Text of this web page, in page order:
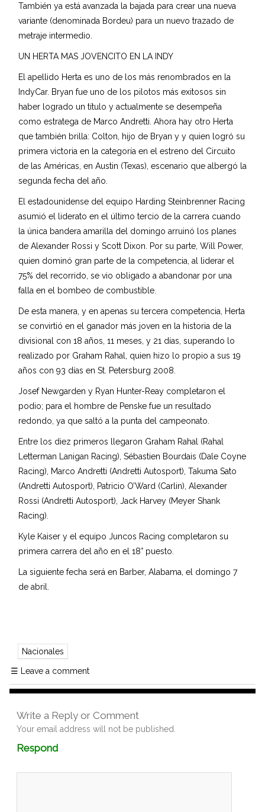
También ya está avanzada la bajada para crear una nueva
variante (denominada Bordeu) para un nuevo trazado de
metraje intermedio.
UN HERTA MAS JOVENCITO EN LA INDY
El apellido Herta es uno de los más renombrados en la
IndyCar. Bryan fue uno de los pilotos más exitosos sin
haber logrado un título y actualmente se desempeña
como estratega de Marco Andretti. Ahora hay otro Herta
que también brilla: Colton, hijo de Bryan y y quien logró su
primera victoria en la categoría en el estreno del Circuito
de las Américas, en Austin (Texas), escenario que albergó la
segunda fecha del año.
El estadounidense del equipo Harding Steinbrenner Racing
asumió el liderato en el último tercio de la carrera cuando
la única bandera amarilla del domingo arruinó los planes
de Alexander Rossi y Scott Dixon. Por su parte, Will Power,
quien dominó gran parte de la competencia, al liderar el
75% del recorrido, se vio obligado a abandonar por una
falla en el bombeo de combustible.
De esta manera, y en apenas su tercera competencia, Herta
se convirtió en el ganador más joven en la historia de la
divisional con 18 años, 11 meses, y 21 días, superando lo
realizado por Graham Rahal, quien hizo lo propio a sus 19
años con 93 días en St. Petersburg 2008.
Josef Newgarden y Ryan Hunter-Reay completaron el
podio; para el hombre de Penske fue un resultado
redondo, ya que saltó a la punta del campeonato.
Entre los diez primeros llegaron Graham Rahal (Rahal
Letterman Lanigan Racing), Sébastien Bourdais (Dale Coyne
Racing), Marco Andretti (Andretti Autosport), Takuma Sato
(Andretti Autosport), Patricio O’Ward (Carlin), Alexander
Rossi (Andretti Autosport), Jack Harvey (Meyer Shank
Racing).
Kyle Kaiser y el equipo Juncos Racing completaron su
primera carrera del año en el 18° puesto.
La siguiente fecha será en Barber, Alabama, el domingo 7
de abril.
Nacionales
☰ Leave a comment
Write a Reply or Comment
Your email address will not be published.
RespondComment
box